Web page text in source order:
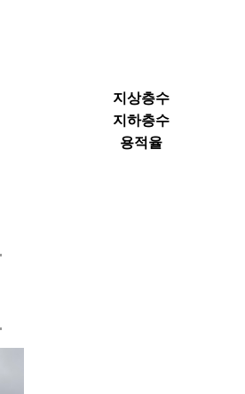
지상층수
지하층수
용적율